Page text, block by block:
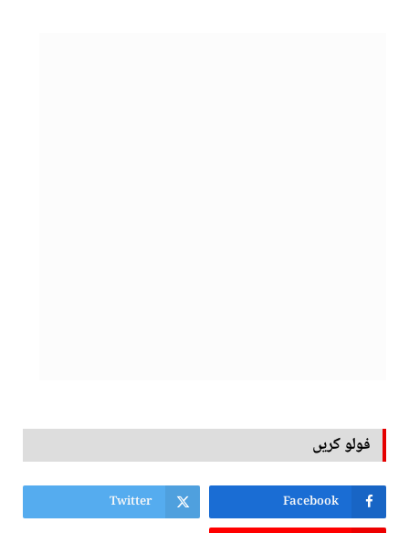
فولو کریں
Facebook
Twitter